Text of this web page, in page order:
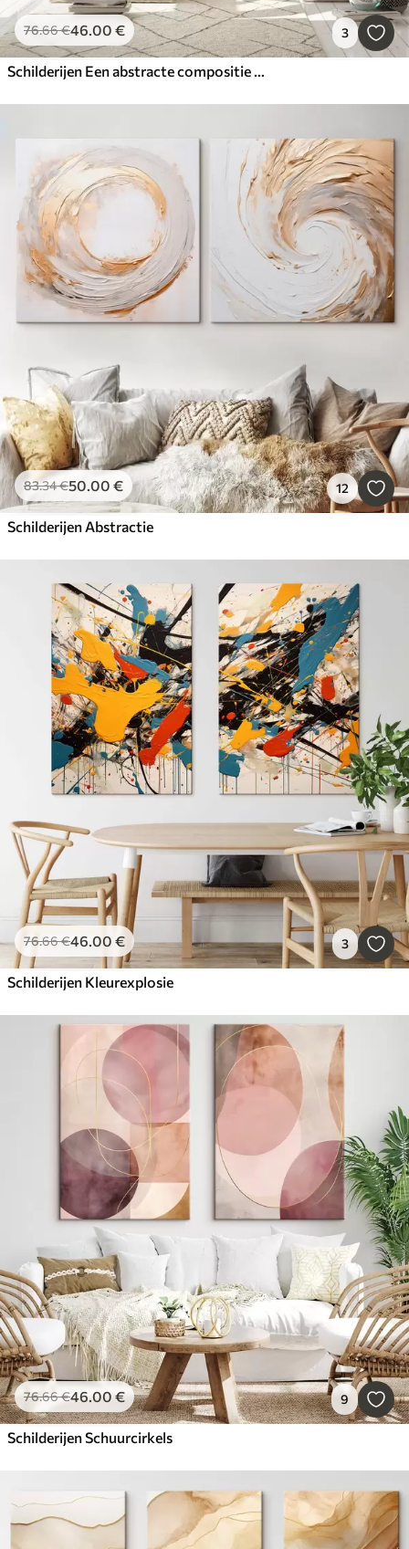
76.66€46.00 € 3
Schilderijen Een abstracte compositie met bladeren en cirkels
83.34€50.00 € 12
Schilderijen Abstractie
76.66€46.00 € 3
Schilderijen Kleurexplosie
76.66€46.00 € 9
Schilderijen Schuurcirkels